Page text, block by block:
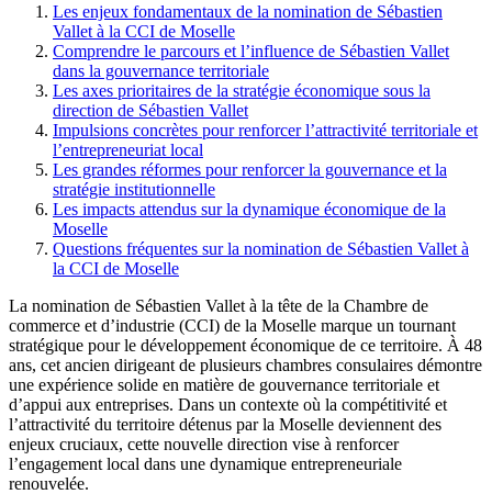
Les enjeux fondamentaux de la nomination de Sébastien
Vallet à la CCI de Moselle
Comprendre le parcours et l’influence de Sébastien Vallet
dans la gouvernance territoriale
Les axes prioritaires de la stratégie économique sous la
direction de Sébastien Vallet
Impulsions concrètes pour renforcer l’attractivité territoriale et
l’entrepreneuriat local
Les grandes réformes pour renforcer la gouvernance et la
stratégie institutionnelle
Les impacts attendus sur la dynamique économique de la
Moselle
Questions fréquentes sur la nomination de Sébastien Vallet à
la CCI de Moselle
La nomination de Sébastien Vallet à la tête de la Chambre de
commerce et d’industrie (CCI) de la Moselle marque un tournant
stratégique pour le développement économique de ce territoire. À 48
ans, cet ancien dirigeant de plusieurs chambres consulaires démontre
une expérience solide en matière de gouvernance territoriale et
d’appui aux entreprises. Dans un contexte où la compétitivité et
l’attractivité du territoire détenus par la Moselle deviennent des
enjeux cruciaux, cette nouvelle direction vise à renforcer
l’engagement local dans une dynamique entrepreneuriale
renouvelée.